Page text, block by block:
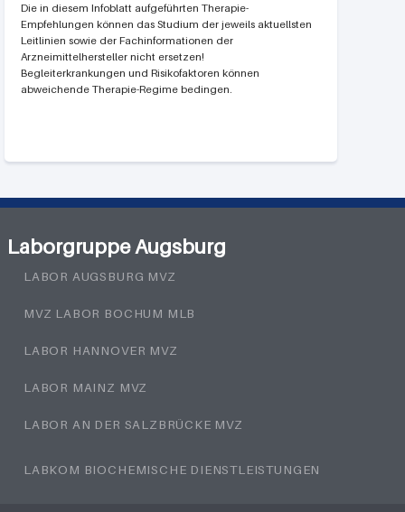
Die in diesem Infoblatt aufgeführten Therapie-
Empfehlungen können das Studium der jeweils aktuellsten
Leitlinien sowie der Fachinformationen der
Arzneimittelhersteller nicht ersetzen!
Begleiterkrankungen und Risikofaktoren können
abweichende Therapie-Regime bedingen.
Laborgruppe Augsburg
LABOR AUGSBURG MVZ
MVZ LABOR BOCHUM MLB
LABOR HANNOVER MVZ
LABOR MAINZ MVZ
LABOR AN DER SALZBRÜCKE MVZ
LABKOM BIOCHEMISCHE DIENSTLEISTUNGEN